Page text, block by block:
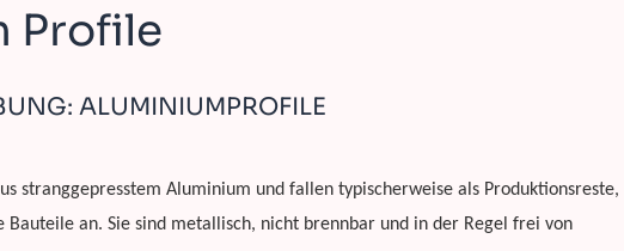
Profile
ALUMINIUMPROFILE
stranggepresstem Aluminium und fallen typischerweise als Produktionsreste,
an. Sie sind metallisch, nicht brennbar und in der Regel frei von